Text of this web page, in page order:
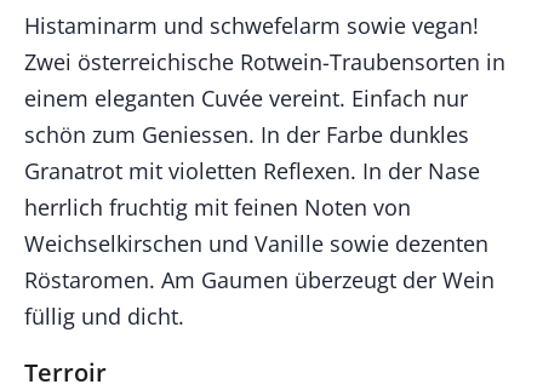
Histaminarm und schwefelarm sowie vegan!
Zwei österreichische Rotwein-Traubensorten in
einem eleganten Cuvée vereint. Einfach nur
schön zum Geniessen. In der Farbe dunkles
Granatrot mit violetten Reflexen. In der Nase
herrlich fruchtig mit feinen Noten von
Weichselkirschen und Vanille sowie dezenten
Röstaromen. Am Gaumen überzeugt der Wein
füllig und dicht.
Terroir